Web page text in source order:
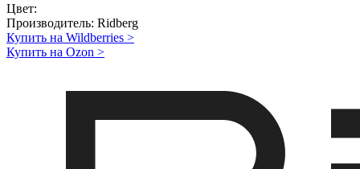
Цвет:
Производитель: Ridberg
Купить на Wildberries >
Купить на Ozon >